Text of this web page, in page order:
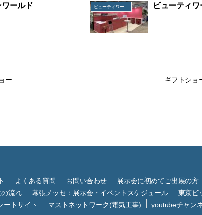
ールド ビューティワールドジャパン ビューティ
ー ギフトショ
よくある質問 お問い合わせ 展示会に初めてご出展の方
の流れ 幕張メッセ：展示会・イベントスケジュール 東京ビ
ートサイト マストネットワーク(電気工事) youtubeチャン